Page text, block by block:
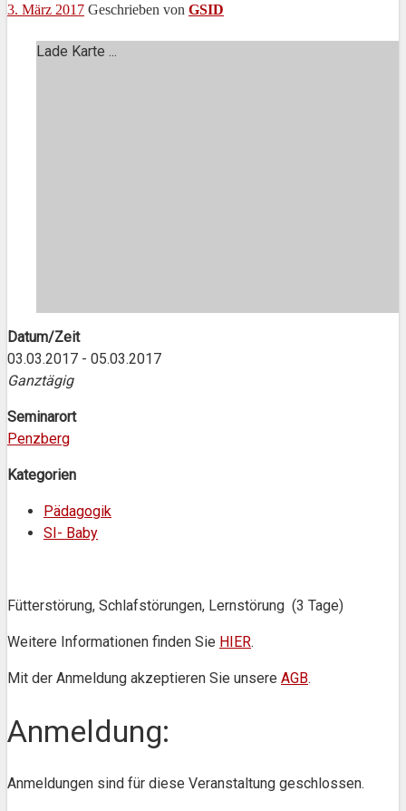
3. März 2017 Geschrieben von GSID
Lade Karte ...
Datum/Zeit
03.03.2017 - 05.03.2017
Ganztägig
Seminarort
Penzberg
Kategorien
Pädagogik
SI- Baby
Fütterstörung, Schlafstörungen, Lernstörung (3 Tage)
Weitere Informationen finden Sie HIER.
Mit der Anmeldung akzeptieren Sie unsere AGB.
Anmeldung:
Anmeldungen sind für diese Veranstaltung geschlossen.